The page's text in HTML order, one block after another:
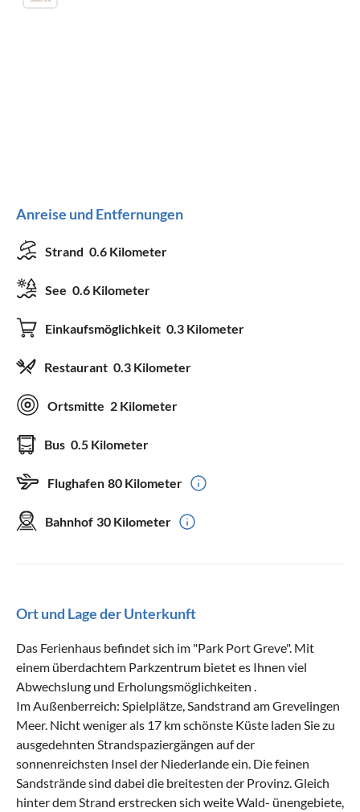
Anreise und Entfernungen
Strand 0.6 Kilometer
See 0.6 Kilometer
Einkaufsmöglichkeit 0.3 Kilometer
Restaurant 0.3 Kilometer
Ortsmitte 2 Kilometer
Bus 0.5 Kilometer
Flughafen 80 Kilometer
Bahnhof 30 Kilometer
Ort und Lage der Unterkunft
Das Ferienhaus befindet sich im "Park Port Greve". Mit
einem überdachtem Parkzentrum bietet es Ihnen viel
Abwechslung und Erholungsmöglichkeiten .
Im Außenberreich: Spielplätze, Sandstrand am Grevelingen
Meer. Nicht weniger als 17 km schönste Küste laden Sie zu
ausgedehnten Strandspaziergängen auf der
sonnenreichsten Insel der Niederlande ein. Die feinen
Sandstrände sind dabei die breitesten der Provinz. Gleich
hinter dem Strand erstrecken sich weite Wald- ünengebiete,